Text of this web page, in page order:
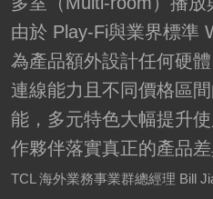
由於 Play-Fi與業界標準
為產品額外設計任何硬
連線能力且不同價格區
能，多元特色大幅提升
作夥伴落實真正的產品差
TCL 海外業務事業群總經理 Bill